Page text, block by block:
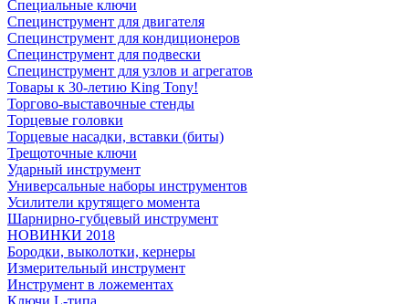
Специальные ключи
Специнструмент для двигателя
Специнструмент для кондиционеров
Специнструмент для подвески
Специнструмент для узлов и агрегатов
Товары к 30-летию King Tony!
Торгово-выставочные стенды
Торцевые головки
Торцевые насадки, вставки (биты)
Трещоточные ключи
Ударный инструмент
Универсальные наборы инструментов
Усилители крутящего момента
Шарнирно-губцевый инструмент
НОВИНКИ 2018
Бородки, выколотки, кернеры
Измерительный инструмент
Инструмент в ложементах
Ключи L-типа